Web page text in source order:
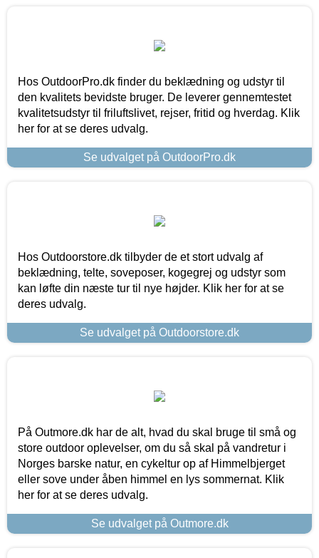
Hos OutdoorPro.dk finder du beklædning og udstyr til
den kvalitets bevidste bruger. De leverer gennemtestet
kvalitetsudstyr til friluftslivet, rejser, fritid og hverdag. Klik
her for at se deres udvalg.
Se udvalget på OutdoorPro.dk
Hos Outdoorstore.dk tilbyder de et stort udvalg af
beklædning, telte, soveposer, kogegrej og udstyr som
kan løfte din næste tur til nye højder. Klik her for at se
deres udvalg.
Se udvalget på Outdoorstore.dk
På Outmore.dk har de alt, hvad du skal bruge til små og
store outdoor oplevelser, om du så skal på vandretur i
Norges barske natur, en cykeltur op af Himmelbjerget
eller sove under åben himmel en lys sommernat. Klik
her for at se deres udvalg.
Se udvalget på Outmore.dk